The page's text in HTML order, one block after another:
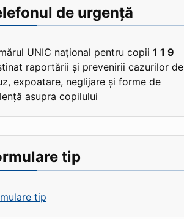
de urgență
UNIC național pentru copii 1 1 9
raportării și prevenirii cazurilor de
expoatare, neglijare și forme de
asupra copilului
tip
tip